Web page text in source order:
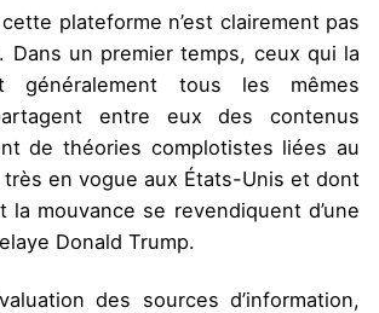
plateforme n’est clairement pas
Dans un premier temps, ceux qui la
généralement tous les mêmes
entre eux des contenus
de théories complotistes liées au
très en vogue aux États-Unis et dont
la mouvance se revendiquent d’une
Donald Trump.
des sources d’information,